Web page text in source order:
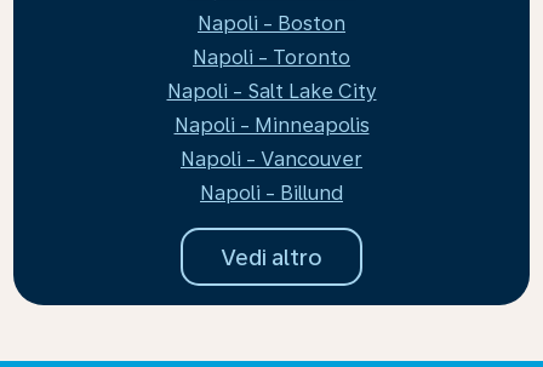
Napoli - Boston
Napoli - Toronto
Napoli - Salt Lake City
Napoli - Minneapolis
Napoli - Vancouver
Napoli - Billund
Vedi altro